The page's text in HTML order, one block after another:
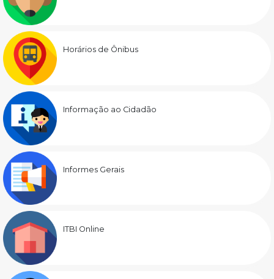
Horários de Ônibus
Informação ao Cidadão
Informes Gerais
ITBI Online